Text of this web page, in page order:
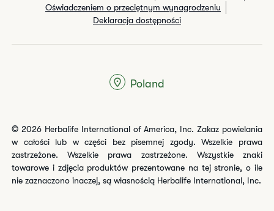
Oświadczeniem o przeciętnym wynagrodzeniu
Deklaracja dostępności
© 2026 Herbalife International of America, Inc. Zakaz powielania
w całości lub w części bez pisemnej zgody. Wszelkie prawa
zastrzeżone. Wszelkie prawa zastrzeżone. Wszystkie znaki
towarowe i zdjęcia produktów prezentowane na tej stronie, o ile
nie zaznaczono inaczej, są własnością Herbalife International, Inc.
Poland